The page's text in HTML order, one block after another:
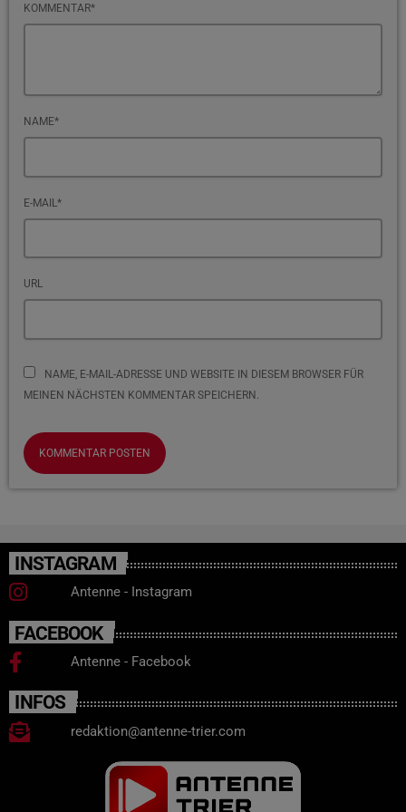
KOMMENTAR*
NAME*
E-MAIL*
URL
NAME, E-MAIL-ADRESSE UND WEBSITE IN DIESEM BROWSER FÜR
MEINEN NÄCHSTEN KOMMENTAR SPEICHERN.
INSTAGRAM
Antenne - Instagram
FACEBOOK
Antenne - Facebook
INFOS
redaktion@antenne-trier.com